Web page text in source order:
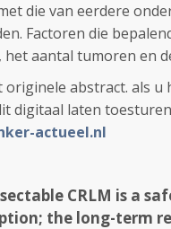
die van eerdere
. Factoren die
hetaantal tumoren en
originele abstract. als
digitaal laten
actueel.nl
CRLM is a
the long-term